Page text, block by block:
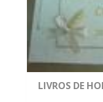
LIVROS DE